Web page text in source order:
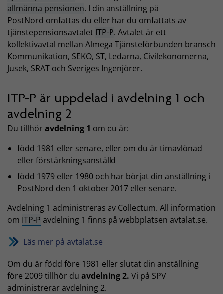
allmänna pensionen. I din anställning på
PostNord omfattas du eller har du omfattats av
tjänstepensionsavtalet ITP-P. Avtalet är ett
kollektivavtal mellan Almega Tjänsteförbunden bransch
Kommunikation, SEKO, ST, Ledarna, Civilekonomerna,
Jusek, SRAT och Sveriges Ingenjörer.
ITP-P är uppdelad i avdelning 1 och
avdelning 2
Du tillhör avdelning 1 om du är:
född 1981 eller senare, eller om du är timavlönad
eller förstärkningsanställd
född 1979 eller 1980 och har börjat din anställning i
PostNord den 1 oktober 2017 eller senare.
Avdelning 1 administreras av Collectum. All information
om ITP-P avdelning 1 finns på webbplatsen avtalat.se.
Läs mer på avtalat.se
Om du är född före 1981 eller slutat din anställning
före 2009 tillhör du avdelning 2. Vi på SPV
administrerar avdelning 2.